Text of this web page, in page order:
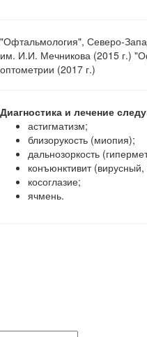
"Офтальмология", Северо-
им. И.И. Мечникова (2015 г.)
оптометрии (2017 г.)
Диагностика и лечение
астигматизм;
близорукость (миопия);
дальнозоркость
конъюнктивит
косоглазие;
ячмень.